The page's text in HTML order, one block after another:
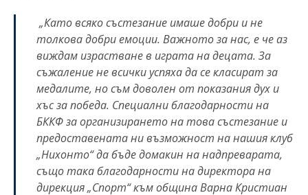
„Като всяко състезание имаше добри и не
толкова добри емоции. Важното за нас, е че аз
виждам израстване в играта на децата. За
съжаление не всички успяха да се класират за
медалите, но съм доволен от показания дух и
хъс за победа. Специални благодарности на
БККФ за организирането на това състезание и
предоставената ни възможност на нашия клуб
„Нихонто“ да бъде домакин на надпреварата,
също така благодарности на директора на
дирекция „Спорт“ към община Варна Кристиан